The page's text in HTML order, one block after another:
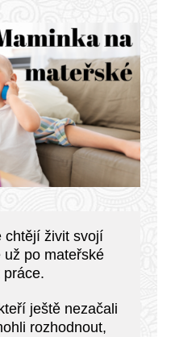
chtějí živit svojí
už po mateřské
práce.
ještě nezačali
rozhodnout,